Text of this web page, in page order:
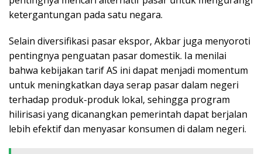
ketergantungan pada satu negara.
Selain diversifikasi pasar ekspor, Akbar juga menyoroti
pentingnya penguatan pasar domestik. Ia menilai
bahwa kebijakan tarif AS ini dapat menjadi momentum
untuk meningkatkan daya serap pasar dalam negeri
terhadap produk-produk lokal, sehingga program
hilirisasi yang dicanangkan pemerintah dapat berjalan
lebih efektif dan menyasar konsumen di dalam negeri.